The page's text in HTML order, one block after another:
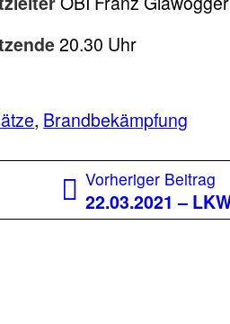
20.30 Uhr
, Brandbekämpfung
Vorheriger Beitrag
22.03.2021 –